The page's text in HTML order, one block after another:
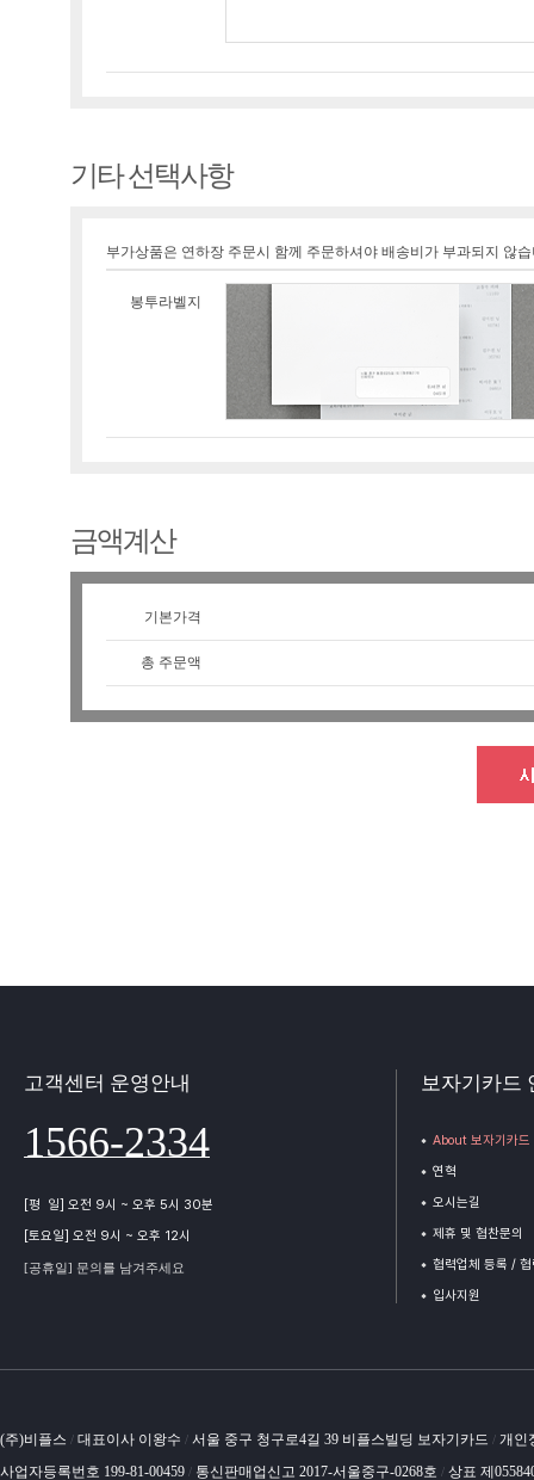
기타 선택사항
부가상품은 연하장 주문시 함께 주문하셔야 배송비가 부과되지 않
봉투라벨지
금액계산
기본가격
총 주문액
고객센터 운영안내
1566-2334
[평 일] 오전 9시 ~ 오후 5시 30분
[토요일] 오전 9시 ~ 오후 12시
[공휴일] 문의를 남겨주세요
보자기카드
About 보자기카드
연혁
오시는길
제휴 및 협찬문의
협력업체 등록 /
입사지원
(주)비플스 / 대표이사 이왕수 / 서울 중구 청구로4길 39 비플스빌딩 보자기카드 / 개인
사업자등록번호 199-81-00459 / 통신판매업신고 2017-서울중구-0268호 / 상표 제